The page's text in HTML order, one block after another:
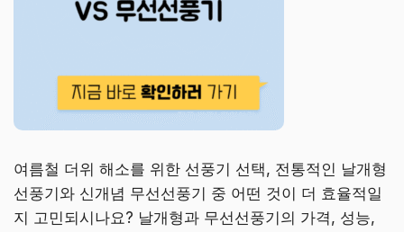
여름철 더위 해소를 위한 선풍기 선택, 전통적인 날개형
선풍기와 신개념 무선선풍기 중 어떤 것이 더 효율적일
지 고민되시나요? 날개형과 무선선풍기의 가격, 성능,